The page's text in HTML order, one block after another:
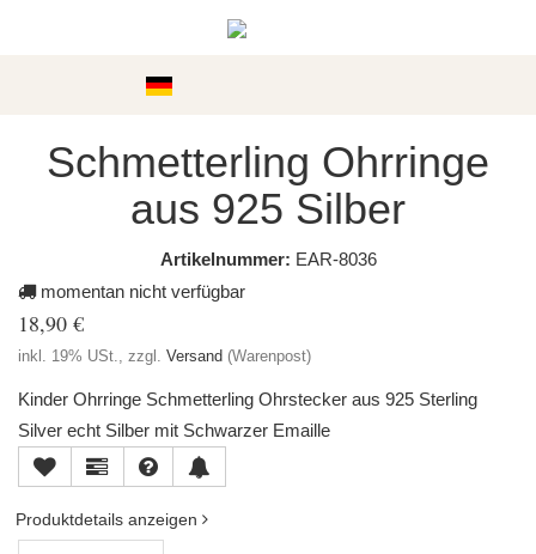
Schmetterling Ohrringe
aus 925 Silber
Artikelnummer: EAR-8036
momentan nicht verfügbar
18,90 €
inkl. 19% USt., zzgl. Versand (Warenpost)
Kinder Ohrringe Schmetterling Ohrstecker aus 925 Sterling
Silver echt Silber mit Schwarzer Emaille
Produktdetails anzeigen